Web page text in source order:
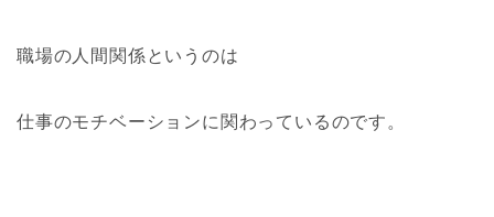
職場の人間関係というのは
仕事のモチベーションに関わっているのです。